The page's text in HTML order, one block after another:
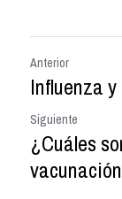
Anterior
Influenza
Siguiente
¿Cuáles